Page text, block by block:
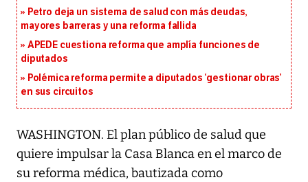
Petro deja un sistema de salud con más deudas,
mayores barreras y una reforma fallida
APEDE cuestiona reforma que amplía funciones de
diputados
Polémica reforma permite a diputados ‘gestionar obras’
en sus circuitos
WASHINGTON. El plan público de salud que
quiere impulsar la Casa Blanca en el marco de
su reforma médica, bautizada como